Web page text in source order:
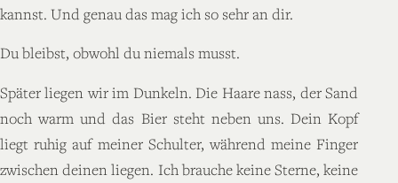
kannst. Und genau das mag ich so sehr an dir.
Du bleibst, obwohl du niemals musst.
Später liegen wir im Dunkeln. Die Haare nass, der Sand
noch warm und das Bier steht neben uns. Dein Kopf
liegt ruhig auf meiner Schulter, während meine Finger
zwischen deinen liegen. Ich brauche keine Sterne, keine